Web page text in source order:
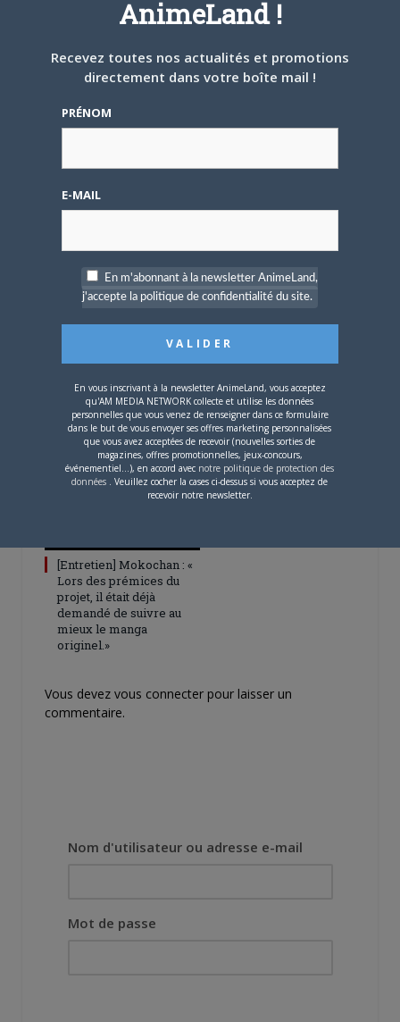
– Spécial Posters est
disponible !
0
Digimon en préparation
pour 2027
[Entretien] Mokochan : «
Lors des prémices du
projet, il était déjà
demandé de suivre au
mieux le manga
originel.»
Vous devez vous connecter pour laisser un
commentaire.
Nom d'utilisateur ou adresse e-mail
Mot de passe
AnimeLand !
Recevez toutes nos actualités et promotions
directement dans votre boîte mail !
PRÉNOM
E-MAIL
En m'abonnant à la newsletter AnimeLand,
j'accepte la politique de confidentialité du site.
En vous inscrivant à la newsletter AnimeLand, vous acceptez
qu'AM MEDIA NETWORK collecte et utilise les données
personnelles que vous venez de renseigner dans ce formulaire
dans le but de vous envoyer ses offres marketing personnalisées
que vous avez acceptées de recevoir (nouvelles sorties de
magazines, offres promotionnelles, jeux-concours,
événementiel...), en accord avec notre politique de protection des
données . Veuillez cocher la cases ci-dessus si vous acceptez de
recevoir notre newsletter.